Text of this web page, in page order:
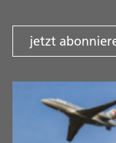
jetzt